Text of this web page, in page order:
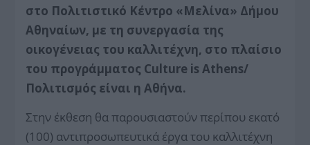
στο Πολιτιστικό Κέντρο «Μελίνα» Δήμου
Αθηναίων, με τη συνεργασία της
οικογένειας του καλλιτέχνη, στο πλαίσιο
του προγράμματος Culture is Athens/
Πολιτισμός είναι η Αθήνα.
Στην έκθεση θα παρουσιαστούν περίπου εκατό
(100) αντιπροσωπευτικά έργα του καλλιτέχνη